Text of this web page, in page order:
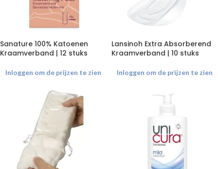
Sanature 100% Katoenen
Kraamverband | 12 stuks
Inloggen om de prijzen te zien
Lansinoh Extra Absorberend
Kraamverband | 10 stuks
Inloggen om de prijzen te zien